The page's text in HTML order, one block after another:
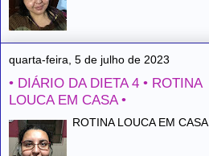
quarta-feira, 5 de julho de 2023
• DIÁRIO DA DIETA 4 • ROTINA
LOUCA EM CASA •
ROTINA LOUCA EM CASA